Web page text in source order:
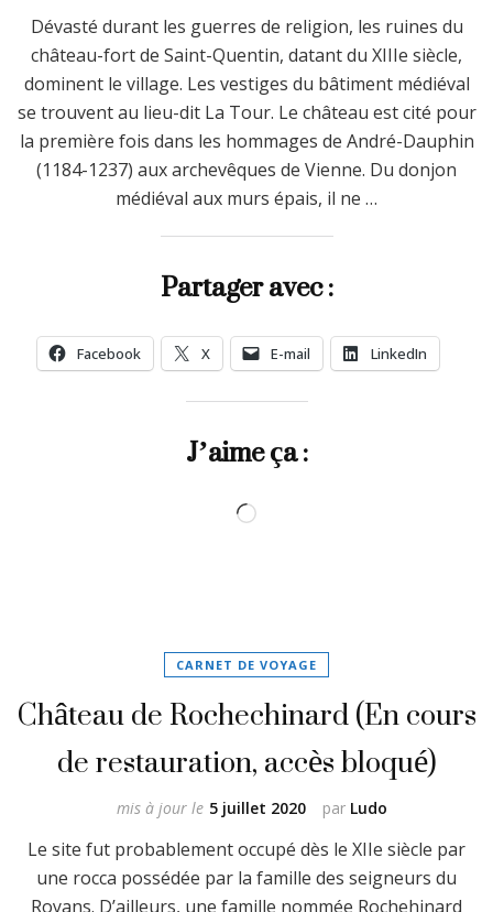
Dévasté durant les guerres de religion, les ruines du
château-fort de Saint-Quentin, datant du XIIIe siècle,
dominent le village. Les vestiges du bâtiment médiéval
se trouvent au lieu-dit La Tour. Le château est cité pour
la première fois dans les hommages de André-Dauphin
(1184-1237) aux archevêques de Vienne. Du donjon
médiéval aux murs épais, il ne …
Partager avec :
Facebook X E-mail LinkedIn
J’aime ça :
Chargement…
CARNET DE VOYAGE
Château de Rochechinard (En cours
de restauration, accès bloqué)
par Ludo
mis à jour le 5 juillet 2020
Le site fut probablement occupé dès le XIIe siècle par
une rocca possédée par la famille des seigneurs du
Royans. D’ailleurs, une famille nommée Rochehinard